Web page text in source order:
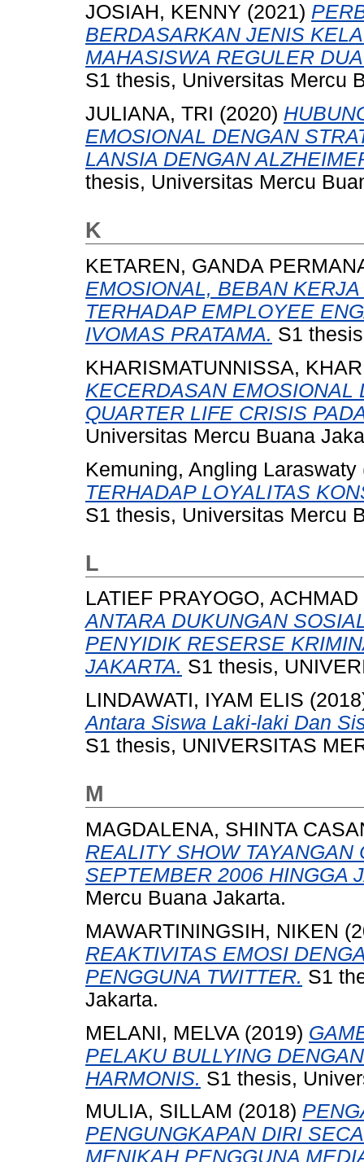
JOSIAH, KENNY (2021)
BERDASARKAN JENIS
MAHASISWA REGULER
S1 thesis, Universitas Mercu
JULIANA, TRI (2020)
EMOSIONAL DENGAN
LANSIA DENGAN
thesis, Universitas Mercu
K
KETAREN, GANDA
EMOSIONAL, BEBAN
TERHADAP EMPLOYEE
IVOMAS PRATAMA. S1
KHARISMATUNNISSA,
KECERDASAN EMOSIONAL
QUARTER LIFE CRISIS
Universitas Mercu Buana
Kemuning, Angling Laraswaty
TERHADAP LOYALITAS
S1 thesis, Universitas Mercu
L
LATIEF PRAYOGO,
ANTARA DUKUNGAN
PENYIDIK RESERSE
JAKARTA. S1 thesis,
LINDAWATI, IYAM ELIS
Antara Siswa Laki-laki Dan
S1 thesis, UNIVERSITAS
M
MAGDALENA, SHINTA
REALITY SHOW
SEPTEMBER 2006 HINGGA
Mercu Buana Jakarta.
MAWARTININGSIH, NIKEN
REAKTIVITAS EMOSI
PENGGUNA TWITTER. S1
Jakarta.
MELANI, MELVA (2019)
PELAKU BULLYING
HARMONIS. S1 thesis,
MULIA, SILLAM (2018)
PENGUNGKAPAN DIRI
MENIKAH PENGGUNA